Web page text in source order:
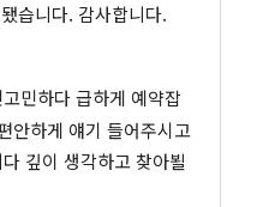
습니다. 감사합니다.
민하다 급하게 예약잡
안하게 얘기 들어주시고
깊이 생각하고 찾아뵐